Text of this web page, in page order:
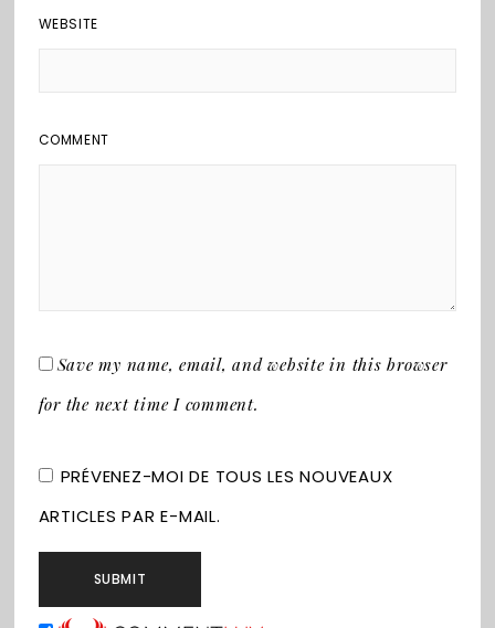
WEBSITE
COMMENT
Save my name, email, and website in this browser
for the next time I comment.
PRÉVENEZ-MOI DE TOUS LES NOUVEAUX
ARTICLES PAR E-MAIL.